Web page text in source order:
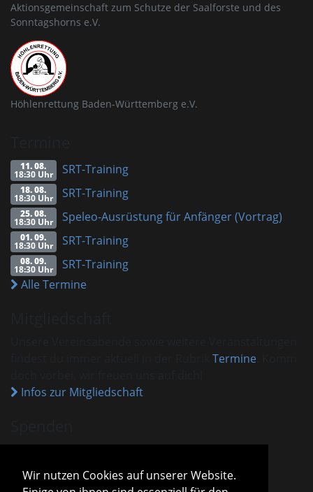
Wir nutzen Cookies auf unserer Website.
Aktionsgemeinschaft zum Schutze der Saalforste und des
Sonntagshorns e.V.
Höhlenrettung Baden-Württemberg e.V.
11. 08.
18:30 Uhr SRT-Training
18. 08.
18:30 Uhr SRT-Training
25. 08.
18:30 Uhr Speleo-Ausrüstung für Anfänger (Vortrag)
01. 09.
18:30 Uhr SRT-Training
08. 09.
18:30 Uhr
SRT-Training
Alle Termine
Termine
Infos zur Mitgliedschaft
VHM ist als gemeinnützig anerkannt.
Spenden und Beiträge sind mit dem aktuellen
Freistellungsbescheid steuerlich absetzbar.